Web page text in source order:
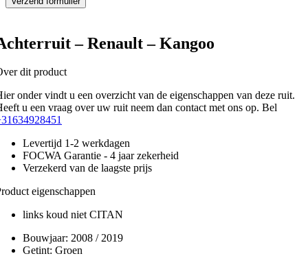
– Renault – Kangoo
dit product
onder vindt u een overzicht van de eigenschappen van deze ruit.
u een vraag over uw ruit neem dan contact met ons op. Bel
Levertijd 1-2 werkdagen
FOCWA Garantie - 4 jaar zekerheid
Verzekerd van de laagste prijs
eigenschappen
links koud niet CITAN
Bouwjaar: 2008 / 2019
Getint: Groen